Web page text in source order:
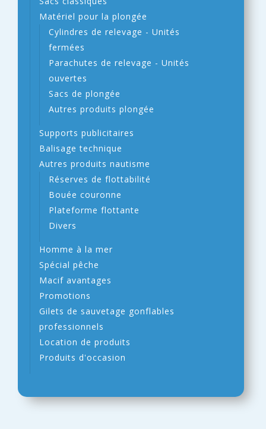
Matériel pour la plongée
Cylindres de relevage - Unités
fermées
Parachutes de relevage - Unités
ouvertes
Sacs de plongée
Autres produits plongée
Supports publicitaires
Balisage technique
Autres produits nautisme
Réserves de flottabilité
Bouée couronne
Plateforme flottante
Divers
Homme à la mer
Spécial pêche
Macif avantages
Promotions
Gilets de sauvetage gonflables
professionnels
Location de produits
Produits d'occasion